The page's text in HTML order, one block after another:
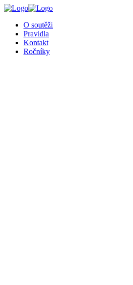
O soutěži
Pravidla
Kontakt
Ročníky